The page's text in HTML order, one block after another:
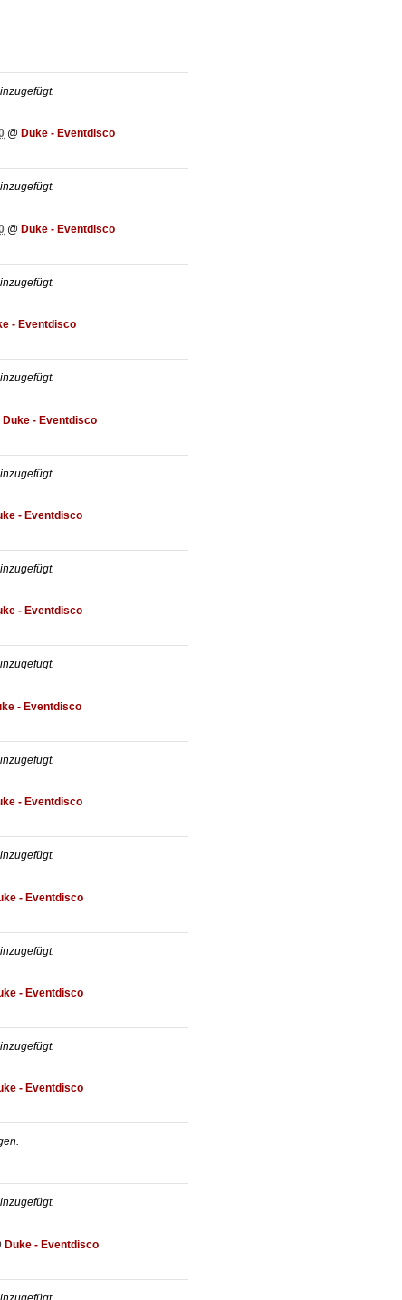
@ Duke - Eventdisco
@ Duke - Eventdisco
- Eventdisco
Duke - Eventdisco
- Eventdisco
- Eventdisco
- Eventdisco
- Eventdisco
- Eventdisco
- Eventdisco
- Eventdisco
Duke - Eventdisco